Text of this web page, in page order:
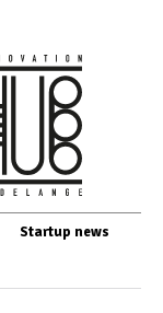
Startup news